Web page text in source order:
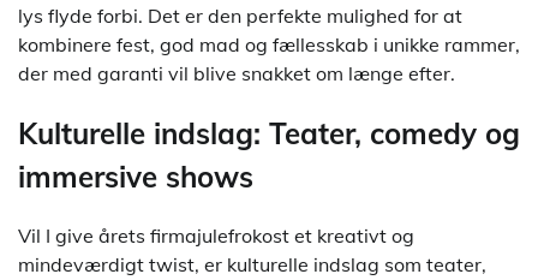
lys flyde forbi. Det er den perfekte mulighed for at
kombinere fest, god mad og fællesskab i unikke rammer,
der med garanti vil blive snakket om længe efter.
Kulturelle indslag: Teater, comedy og
immersive shows
Vil I give årets firmajulefrokost et kreativt og
mindeværdigt twist, er kulturelle indslag som teater,